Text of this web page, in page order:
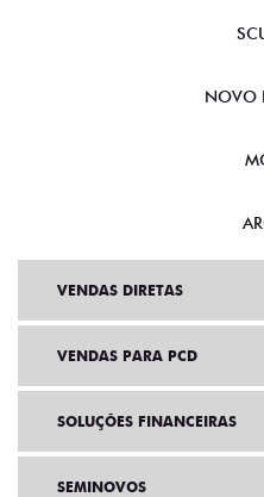
NOVO
VENDAS DIRETAS
VENDAS PARA PCD
SOLUÇÕES FINANCEIRAS
SEMINOVOS